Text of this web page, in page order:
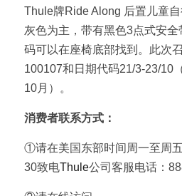
Thule牌Ride Along 后置儿童
灰色为主，带有黑色3点式安
码可以在座椅底部找到。此次
100107和日期代码21/3-23/10
10月）。
消费者联系方式：
①请在美国东部时间周一至周
30致电Thule公司客服电话：